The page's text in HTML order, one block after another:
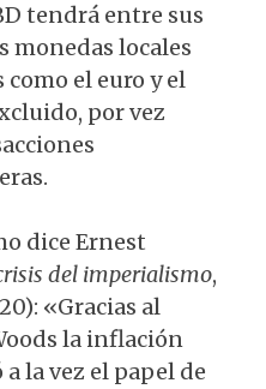
tendrá entre sus
locales
el euro y el
por vez
dice Ernest
del imperialismo,
«Gracias al
la inflación
la vez el papel de